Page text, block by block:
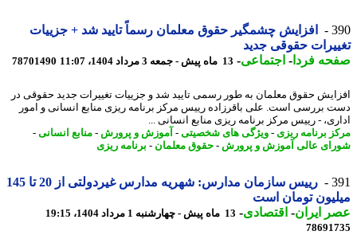
افزایش چشمگیر حقوق معلمان رسماً تایید شد + جزییات
حقوقی جدید
فردا- اجتماعی-13 ماه پیش - جمعه 3 مرداد 1404، 11:07 78701490
حقوق معلمان به طور رسمی تایید شد و جزییات تغییرات جدید حقوقی در
بررسی است. علی باقرزاده رییس مرکز برنامه ریزی منابع انسانی و امور
- رییس مرکز برنامه ریزی منابع انسانی ...
برنامه ریزی - ویژگی های شخصیتی-آموزش و پرورش-منابع انسانی-
عالی آموزش و پرورش-حقوق معلمان-برنامه ریزی
رییس سازمان مدارس: شهریه مدارس غیردولتی از 20 تا 145
تومان است
ایران- اقتصادی-13 ماه پیش - چهارشنبه 1 مرداد 1404، 19:15